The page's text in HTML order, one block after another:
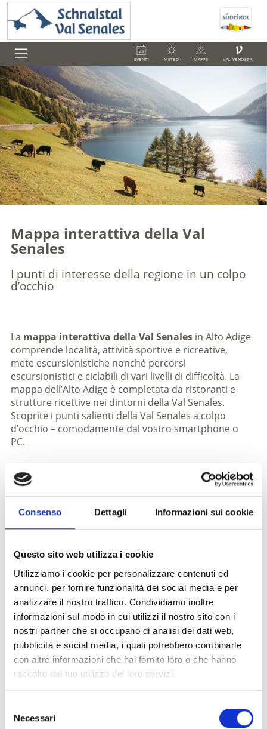
Consenso Dettagli Informazioni sui cookie
Questo sito web utilizza i cookie
Utilizziamo i cookie per personalizzare contenuti ed
annunci, per fornire funzionalità dei social media e per
analizzare il nostro traffico. Condividiamo inoltre
informazioni sul modo in cui utilizzi il nostro sito con i
nostri partner che si occupano di analisi dei dati web,
pubblicità e social media, i quali potrebbero combinarle
con altre informazioni che hai fornito loro o che hanno
raccolto dal tuo utilizzo dei loro servizi.
delNecessari
EVENTI METEO MAPPS
V
VAL VENOSTA
Mappa interattiva della Val
Senales
I punti di interesse della regione in un colpo
d’occhio
La mappa interattiva della Val Senalesin Alto Adige
comprende località, attività sportive e ricreative,
mete escursionistiche nonché percorsi
escursionistici e ciclabili di vari livelli di difficoltà. La
mappa dell’Alto Adige è completata da ristoranti e
strutture ricettive nei dintorni della Val Senales.
Scoprite i punti salienti della Val Senales a colpo
d’occhio – comodamente dal vostro smartphone o
PC.